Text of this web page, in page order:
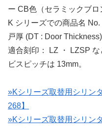
ー CB色（セラミックブロ
K シリーズでの商品名 No.
戸厚 (DT : Door
適合刻印： LZ ・ LZSP な
ビスピッチは 13mm。
»Kシリーズ取替用シリン
268】
»Kシリーズ取替用シリン